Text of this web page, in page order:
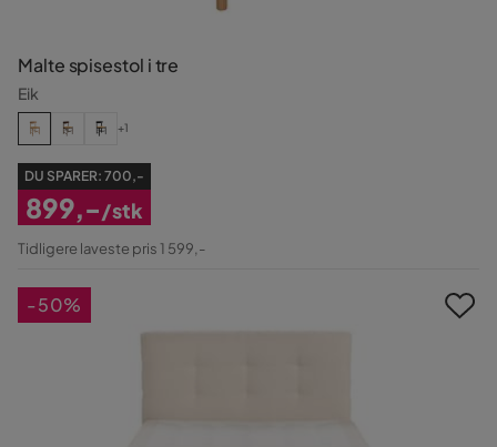
Malte spisestol i tre
Eik
+1
DU SPARER: 700,-
Nedsatt
899,-/stk
Tidligere laveste pris 1 599,-
-50%